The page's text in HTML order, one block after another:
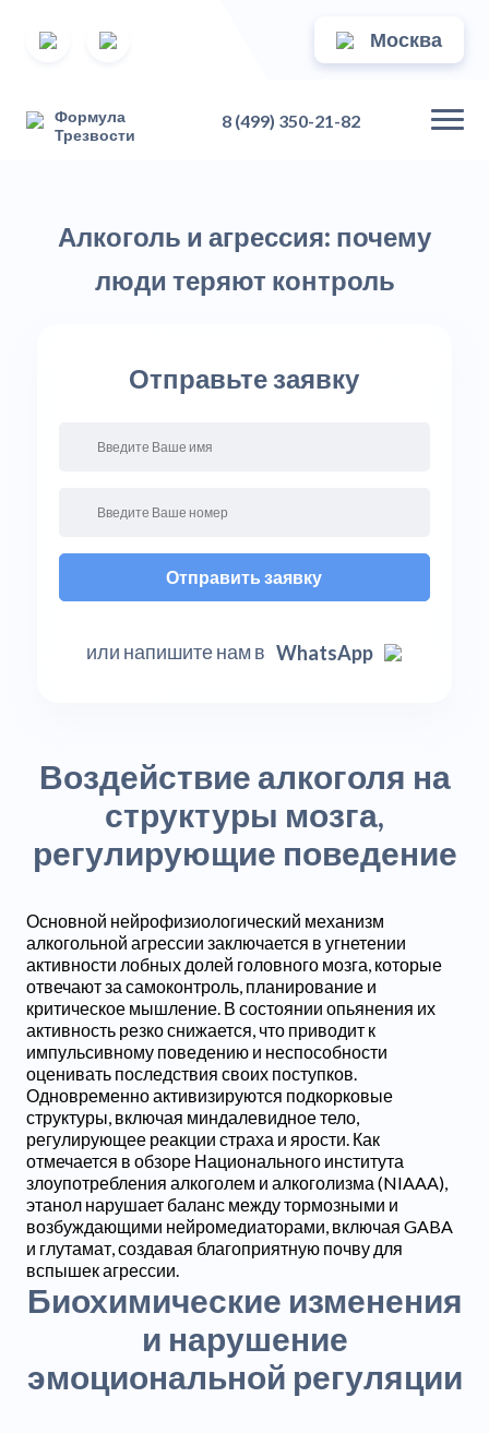
Москва
Формула
Трезвости
8 (499) 350-21-82
Алкоголь и агрессия: почему
люди теряют контроль
Отправьте заявку
Отправить заявку
или напишите нам в WhatsApp
Воздействие алкоголя на
структуры мозга,
регулирующие поведение
Основной нейрофизиологический механизм
алкогольной агрессии заключается в угнетении
активности лобных долей головного мозга, которые
отвечают за самоконтроль, планирование и
критическое мышление. В состоянии опьянения их
активность резко снижается, что приводит к
импульсивному поведению и неспособности
оценивать последствия своих поступков.
Одновременно активизируются подкорковые
структуры, включая миндалевидное тело,
регулирующее реакции страха и ярости. Как
отмечается в обзоре Национального института
злоупотребления алкоголем и алкоголизма (NIAAA),
этанол нарушает баланс между тормозными и
возбуждающими нейромедиаторами, включая GABA
и глутамат, создавая благоприятную почву для
вспышек агрессии.
Биохимические изменения
и нарушение
эмоциональной регуляции